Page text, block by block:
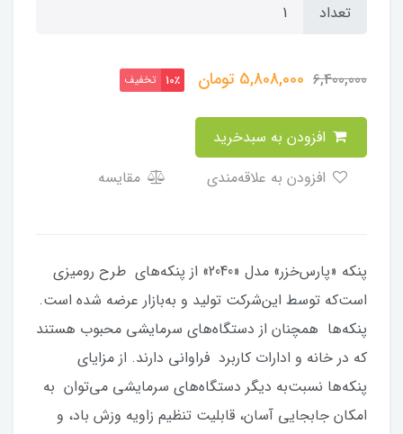
تعداد
6,400,000
5,808,000 تومان 10٪ تخفیف
مقایسه
پنکه «پارس‌خزر» مدل «2040» از پنکه‌های طرح رومیزی
است‌که توسط این‌شرکت تولید و‌ به‌بازار عرضه شده است.
پنکه‌ها همچنان از دستگاه‌های سرمایشی محبوب هستند
که در خانه و ادارات کاربرد فراوانی دارند. از مزایای
پنکه‌ها نسبت‌به دیگر دستگاه‌های سرمایشی می‌توان به
امکان جابجایی آسان، قابلیت تنظیم زاویه وزش باد، و